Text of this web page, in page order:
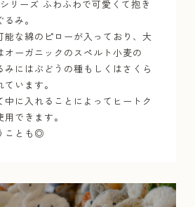
リーズ ふわふわで可愛くて抱き
み。
能な綿のピローが入っており、大
オーガニックのスペルト小麦の
みにはぶどうの種もしくはさくら
います。
中に入れることによってヒートク
できます。
ことも◎